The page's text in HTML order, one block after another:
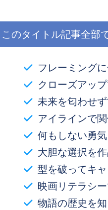
このタイトル記事全部
フレーミング
クローズアッ
未来を匂わせ
アイラインで
何もしない勇気
大胆な選択を
型を破ってキ
映画リテラシ
物語の歴史を